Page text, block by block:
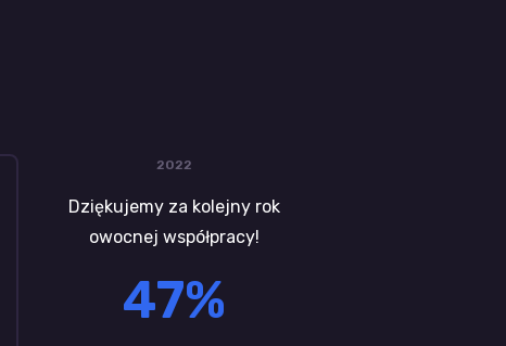
2022
Dziękujemy za kolejny rok
owocnej współpracy!
47%